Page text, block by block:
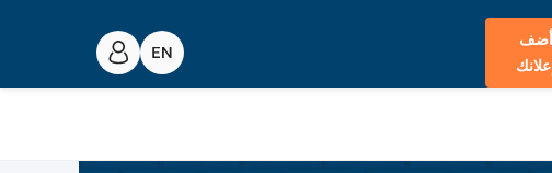
أضف
إعلانك